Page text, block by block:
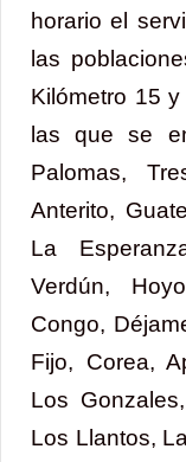
horario el
las
Kilómetro 15
las que se
Palomas,
Anterito,
La
Verdún,
Congo,
Fijo, Corea,
Los
Los Llantos,